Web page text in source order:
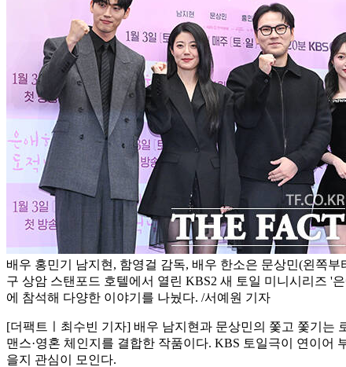
배우 홍민기 남지현, 함영걸 감독, 배우 한소은 문상민(왼쪽부
구 상암 스탠포드 호텔에서 열린 KBS2 새 토일 미니시리즈 '
에 참석해 다양한 이야기를 나눴다. /서예원 기자
[더팩트ㅣ최수빈 기자] 배우 남지현과 문상민의 쫓고 쫓기는
맨스·영혼 체인지를 결합한 작품이다. KBS 토일극이 연이
을지 관심이 모인다.